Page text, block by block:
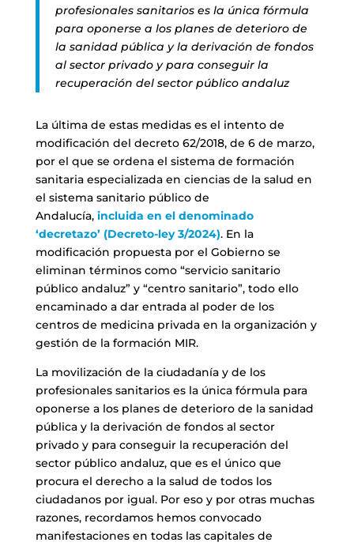
profesionales sanitarios es la única fórmula
para oponerse a los planes de deterioro de
la sanidad pública y la derivación de fondos
al sector privado y para conseguir la
recuperación del sector público andaluz
La última de estas medidas es el intento de
modificación del decreto 62/2018, de 6 de marzo,
por el que se ordena el sistema de formación
sanitaria especializada en ciencias de la salud en
el sistema sanitario público de
Andalucía, incluida en el denominado
‘decretazo’ (Decreto-ley 3/2024). En la
modificación propuesta por el Gobierno se
eliminan términos como “servicio sanitario
público andaluz” y “centro sanitario”, todo ello
encaminado a dar entrada al poder de los
centros de medicina privada en la organización y
gestión de la formación MIR.
La movilización de la ciudadanía y de los
profesionales sanitarios es la única fórmula para
oponerse a los planes de deterioro de la sanidad
pública y la derivación de fondos al sector
privado y para conseguir la recuperación del
sector público andaluz, que es el único que
procura el derecho a la salud de todos los
ciudadanos por igual. Por eso y por otras muchas
razones, recordamos hemos convocado
manifestaciones en todas las capitales de